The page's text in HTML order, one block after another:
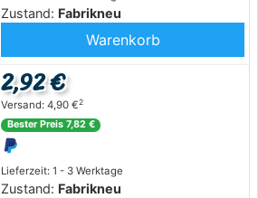
Zustand: Fabrikneu
Warenkorb
Lieferzeit: 1 - 3 Werktage
Zustand: Fabrikneu
2,92 €
Versand: 4,90 €2
Bester Preis 7,82 €